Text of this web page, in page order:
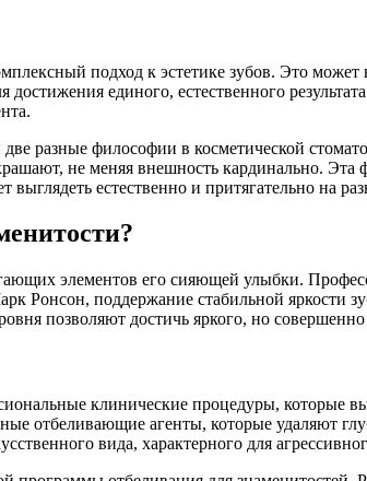
подход к эстетике зубов. Это
единого, естественного
разные философии в косметической
не меняя внешность кардинально. Эта
естественно и притягательно на
элементов его сияющей улыбки.
Ронсон, поддержание стабильной яркости
позволяют достичь яркого, но совершенно
клинические процедуры, которые
отбеливающие агенты, которые удаляют
вида, характерного для